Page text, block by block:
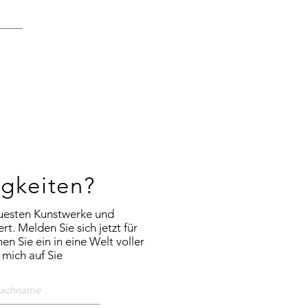
Kunstwerke und
Melden Sie sich jetzt für
Sie ein in eine Welt voller
auf Sie